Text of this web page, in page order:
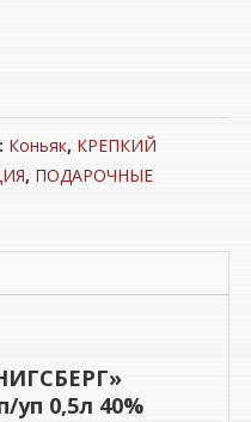
Коньяк, КРЕПКИЙ
, ПОДАРОЧНЫЕ
уп 0,5л 40%